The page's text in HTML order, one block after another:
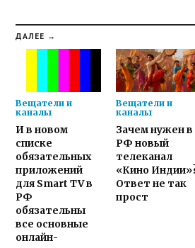
ДАЛЕЕ →
Вещатели и
каналы
И в новом
списке
обязательных
приложений
для Smart TV в
РФ
обязательны
все основные
онлайн-
Вещатели и
каналы
Зачем нужен в
РФ новый
телеканал
«Кино
Ответ не так
прост